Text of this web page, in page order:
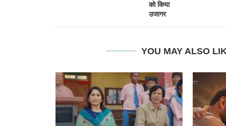
को किया
उजागर
YOU MAY ALSO